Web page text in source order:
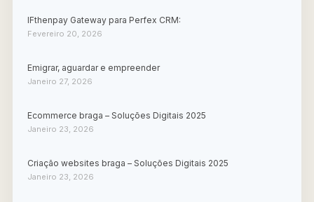
IFthenpay Gateway para Perfex CRM:
Fevereiro 20, 2026
Emigrar, aguardar e empreender
Janeiro 27, 2026
Ecommerce braga – Soluções Digitais 2025
Janeiro 23, 2026
Criação websites braga – Soluções Digitais 2025
Janeiro 23, 2026